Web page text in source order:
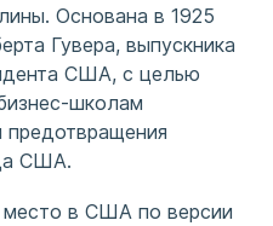
Основана в 1925
Гувера, выпускника
США, с целью
школам
предотвращения
США.
в США по версии